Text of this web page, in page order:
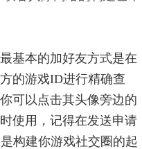
基本的加好友方式是在
的游戏ID进行精确查
可以点击其头像旁边的
使用，记得在发送申请
构建你游戏社交圈的起